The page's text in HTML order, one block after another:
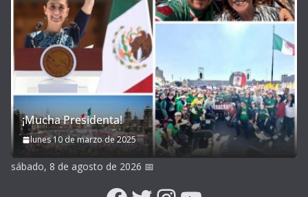
¡Mucha Presidenta!
lunes 10 de marzo de 2025
sábado, 8 de agosto de 2026 📅